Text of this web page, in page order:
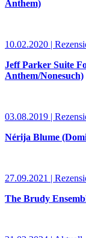
Anthem)
10.02.2020 |
Jeff Parker Suite
Anthem/Nonesuch)
03.08.2019 |
Nérija Blume
27.09.2021 |
The Brudy